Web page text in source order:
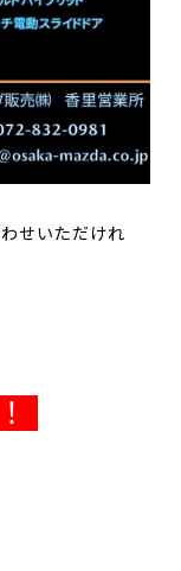
せいただけれ